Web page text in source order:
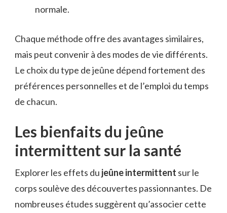
normale.
Chaque méthode offre des avantages similaires,
mais peut convenir à des modes de vie différents.
Le choix du type de jeûne dépend fortement des
préférences personnelles et de l’emploi du temps
de chacun.
Les bienfaits du jeûne
intermittent sur la santé
Explorer les effets du jeûne intermittent sur le
corps soulève des découvertes passionnantes. De
nombreuses études suggèrent qu’associer cette